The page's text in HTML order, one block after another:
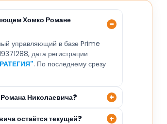
Хомко Романе
управляющий в базе Prime
дата регистрации
. По последнему срезу
Николаевича?
остаётся текущей?